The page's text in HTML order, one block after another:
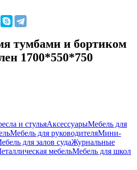
тумбами и бортиком
1700*550*750
и стульяАксессуарыМебель для
Мебель для руководителяМини-
для залов судаЖурнальные
мебельМебель для школ